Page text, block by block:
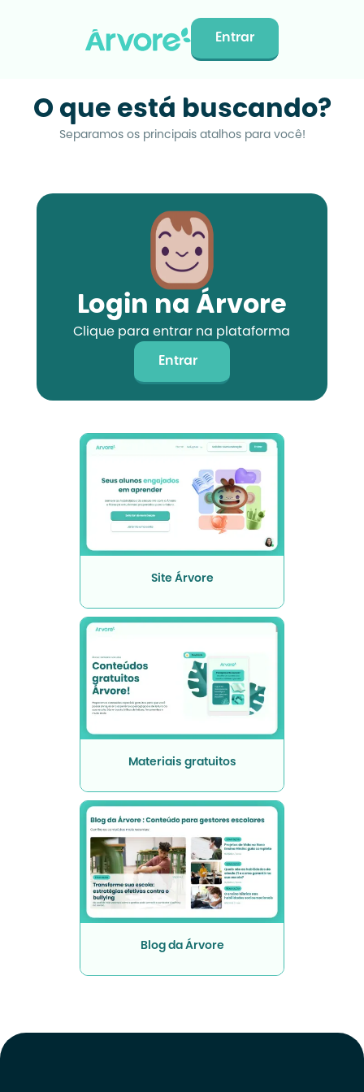
Entrar
O que está buscando?
Separamos os principais atalhos para você!
Login na Árvore
Clique para entrar na plataforma
Entrar
Site Árvore
Materiais gratuitos
Blog da Árvore